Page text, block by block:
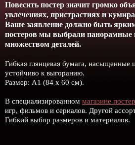
Повесить постер значит громко
увлечениях, пристрастиях и
Ваше заявление должно быть
постеров мы выбрали панорамные
множеством деталей.
Гибкая глянцевая бумага, насыщенные
устойчиво к выгоранию.
Размер: А1 (84 х 60 см).
В специализированном магазине
игр, фильмов и сериалов. Другой
Гибкий выбор размеров и материалов.